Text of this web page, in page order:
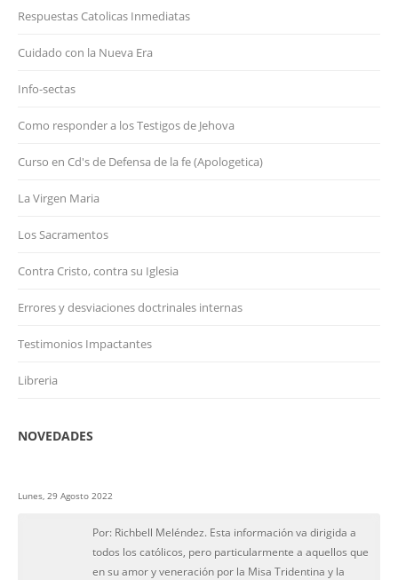
Respuestas Catolicas Inmediatas
Cuidado con la Nueva Era
Info-sectas
Como responder a los Testigos de Jehova
Curso en Cd's de Defensa de la fe (Apologetica)
La Virgen Maria
Los Sacramentos
Contra Cristo, contra su Iglesia
Errores y desviaciones doctrinales internas
Testimonios Impactantes
Libreria
NOVEDADES
Lunes, 29 Agosto 2022
Por: Richbell Meléndez. Esta información va dirigida a
todos los católicos, pero particularmente a aquellos que
en su amor y veneración por la Misa Tridentina y la